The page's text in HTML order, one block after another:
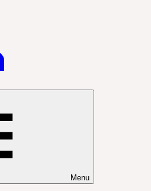
Menu